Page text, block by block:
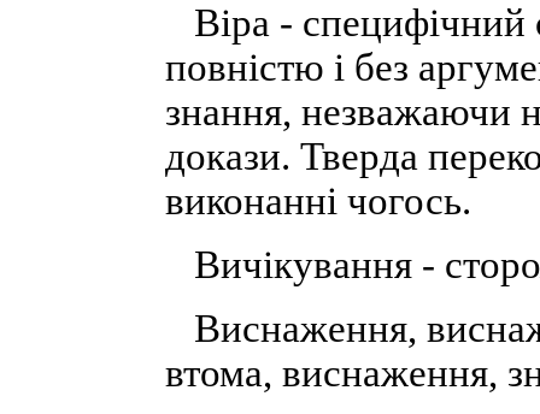
Віра - специфічний
повністю і без
знання, незважаючи
докази. Тверда
виконанні чогось.
Вичікування -
Виснаження,
втома, виснаження,